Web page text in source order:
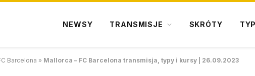
NEWSY TRANSMISJE SKRÓTY
Barcelona » Mallorca – FC Barcelona transmisja, typy i kursy | 26.09.2023